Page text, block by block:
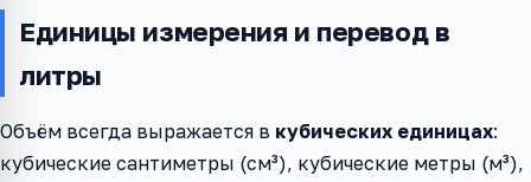
Единицы измерения и перевод в
литры
Объём всегда выражается в кубических единицах:
кубические сантиметры (см³), кубические метры (м³),